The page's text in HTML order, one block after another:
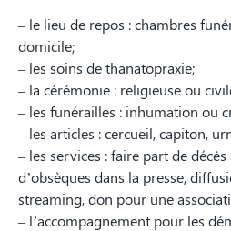
– le lieu de repos : chambres
domicile;
– les soins de thanatopraxie;
– la cérémonie : religieuse ou
– les funérailles : inhumation ou
– les articles : cercueil, capiton,
– les services : faire part de
d’obsèques dans la presse,
streaming, don pour une
– l’accompagnement pour les